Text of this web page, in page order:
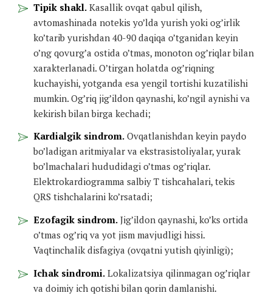
Tipik shakl. Kasallik ovqat qabul qilish,
avtomashinada notekis yo’lda yurish yoki og’irlik
ko’tarib yurishdan 40-90 daqiqa o’tganidan keyin
o’ng qovurg’a ostida o’tmas, monoton og’riqlar bilan
xarakterlanadi. O’tirgan holatda og’riqning
kuchayishi, yotganda esa yengil tortishi kuzatilishi
mumkin. Og’riq jig’ildon qaynashi, ko’ngil aynishi va
kekirish bilan birga kechadi;
Kardialgik sindrom. Ovqatlanishdan keyin paydo
bo’ladigan aritmiyalar va ekstrasistoliyalar, yurak
bo’lmachalari hududidagi o’tmas og’riqlar.
Elektrokardiogramma salbiy T tishcahalari, tekis
QRS tishchalarini ko’rsatadi;
Ezofagik sindrom. Jig’ildon qaynashi, ko’ks ortida
o’tmas og’riq va yot jism mavjudligi hissi.
Vaqtinchalik disfagiya (ovqatni yutish qiyinligi);
Ichak sindromi. Lokalizatsiya qilinmagan og’riqlar
va doimiy ich qotishi bilan qorin damlanishi.